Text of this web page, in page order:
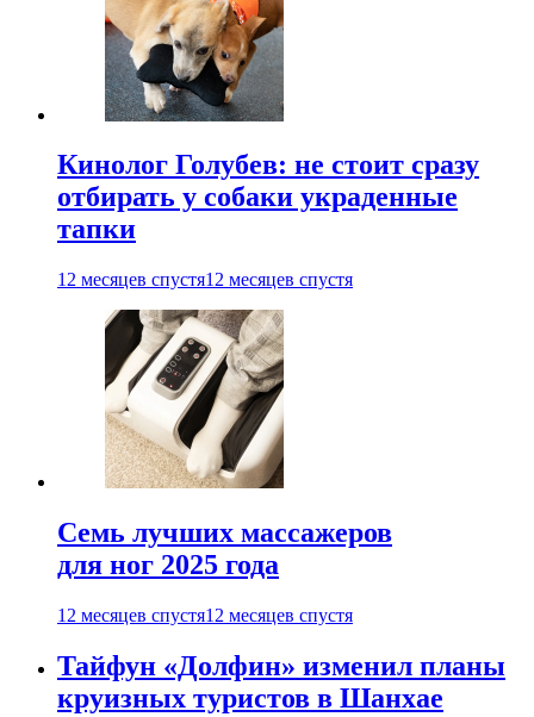
Кинолог Голубев: не стоит сразу
отбирать у собаки украденные
тапки
12 месяцев спустя12 месяцев спустя
Семь лучших массажеров
для ног 2025 года
12 месяцев спустя12 месяцев спустя
Тайфун «Долфин» изменил планы
круизных туристов в Шанхае